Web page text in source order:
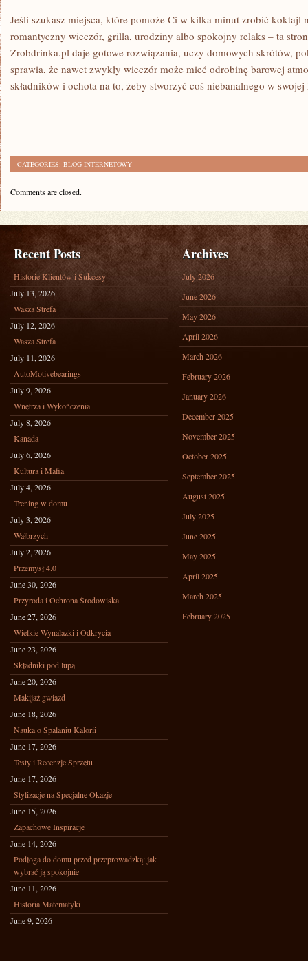
Jeśli szukasz miejsca, które pomoże Ci w kilka minut zrobić koktajl
romantyczny wieczór, grilla, urodziny albo spokojny relaks – ta
Zrobdrinka.pl daje gotowe rozwiązania, uczy domowych skrótów,
sprawia, że nawet zwykły wieczór może mieć odrobinę barowej
składników i ochota na to, żeby stworzyć coś niebanalnego w
CATEGORIES: BLOG INTERNETOWY
Comments are closed.
Recent Posts
Historie Klientów i Sukcesy
July 13, 2026
Wasza Strefa
July 12, 2026
Wasza Strefa
July 11, 2026
AutoMotivebearings
July 9, 2026
Wnętrza i Wykończenia
July 8, 2026
Kanada
July 6, 2026
Kultura i Mafia
July 4, 2026
Trening w domu
July 3, 2026
Wałbrzych
July 2, 2026
Przemysł 4.0
June 30, 2026
Przyroda i Ochrona Środowiska
June 27, 2026
Wielkie Wynalazki i Odkrycia
June 23, 2026
Składniki pod lupą
June 20, 2026
Makijaż gwiazd
June 18, 2026
Nauka o Spalaniu Kalorii
June 17, 2026
Testy i Recenzje Sprzętu
June 17, 2026
Stylizacje na Specjalne Okazje
June 15, 2026
Zapachowe Inspiracje
June 14, 2026
Podłoga do domu przed przeprowadzką: jak
wybrać ją spokojnie
June 11, 2026
Historia Matematyki
June 9, 2026
Archives
July 2026
June 2026
May 2026
April 2026
March 2026
February 2026
January 2026
December 2025
November 2025
October 2025
September 2025
August 2025
July 2025
June 2025
May 2025
April 2025
March 2025
February 2025